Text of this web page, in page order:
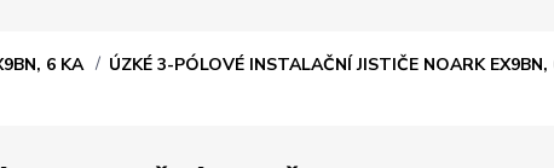
6 KA ÚZKÉ 3-PÓLOVÉ INSTALAČNÍ JISTIČE NOARK EX9BN,